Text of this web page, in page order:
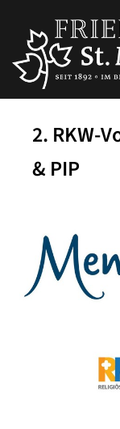
2. RKW-
& PIP